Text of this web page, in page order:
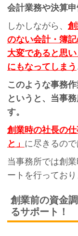
会計業務や決算
しかしながら、
のない会計・簿
大変であると思
にもなってしまう
このような事務
というと、当事
す。
創業時の社長の
と」 に尽きるの
当事務所では創
ートを行っており
創業前の資金
るサポート！